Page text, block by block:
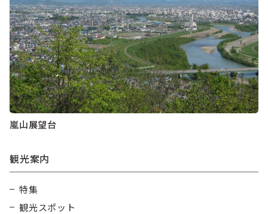
嵐山展望台
観光案内
特集
観光スポット